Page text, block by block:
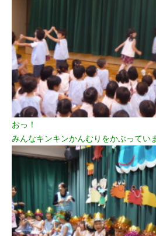
おっ！
みんなキンキンかんむりをかぶってい